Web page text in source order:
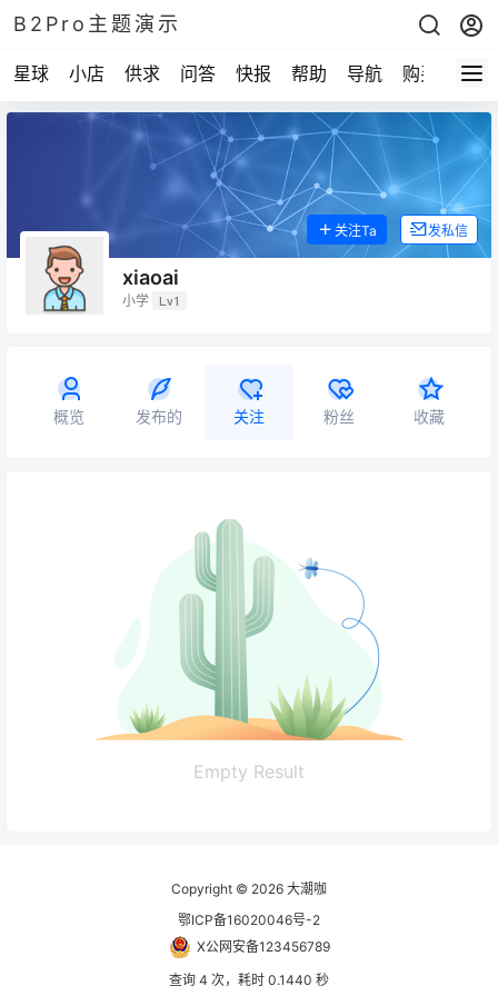
B2Pro主题演示
星球 小店 供求 问答 快报 帮助 导航 购买
xiaoai
小学 Lv1
关注Ta 发私信
概览 发布的 关注 粉丝 收藏
Empty Result
Copyright © 2026 大潮咖
鄂ICP备16020046号-2
X公网安备123456789
查询 4 次，耗时 0.1440 秒